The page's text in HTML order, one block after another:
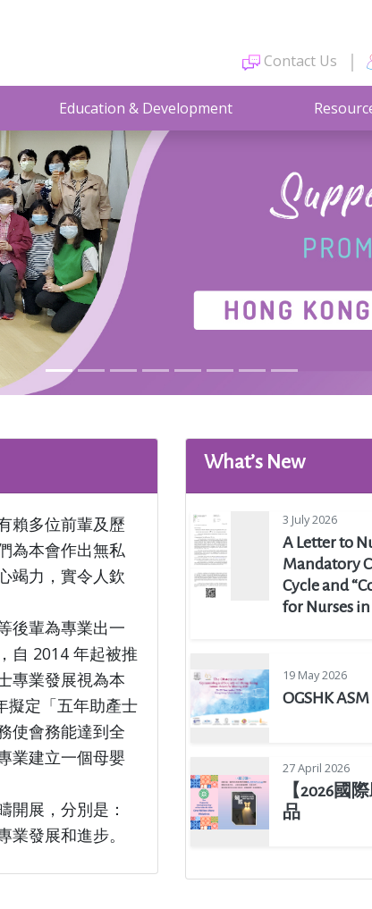
Contact Us
Education & Development
賴多位前輩及歷
為本會作出無私
竭力，實令人欽
後輩為專業出一
自 2014 年起被推
專業發展視為本
擬定「五年助產士
使會務能達到全
業建立一個母嬰
開展，分別是：
業發展和進步。
What’s New
3 July 2026
A Letter to
Mandatory
Cycle and
for Nurses
19 May 2026
OGSHK
27 April 2026
【2026國
品